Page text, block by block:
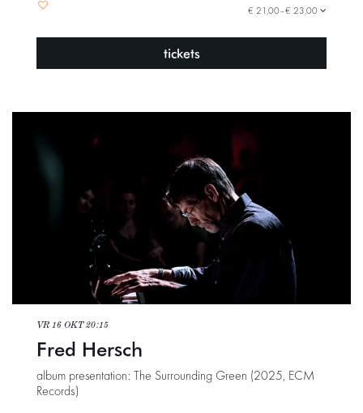
€ 21,00–€ 23,00
tickets
Fred Hersch
album presentation: The Surrounding Green (2025, ECM
Records)
VR 16 OKT20:15